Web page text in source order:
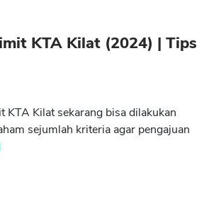
KTA Kilat (2024) | Tips
KTA Kilat sekarang bisa dilakukan
sejumlah kriteria agar pengajuan